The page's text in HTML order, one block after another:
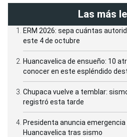
Las más
ERM 2026: sepa cuántas
este 4 de octubre
Huancavelica de ensueño: 10
conocer en este espléndido
Chupaca vuelve a temblar:
registró esta tarde
Presidenta anuncia
Huancavelica tras sismo